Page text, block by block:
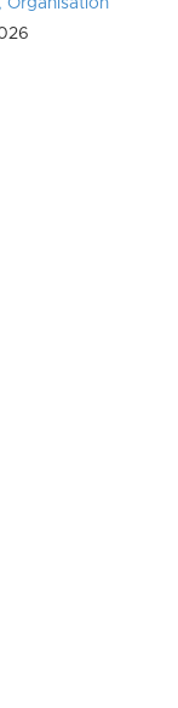
Organisation